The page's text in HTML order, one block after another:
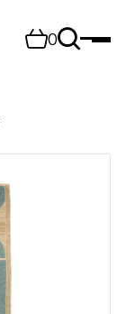
0